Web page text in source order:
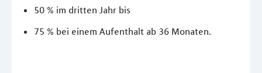
50 % im dritten Jahr bis
75 % bei einem Aufenthalt ab 36 Monaten.